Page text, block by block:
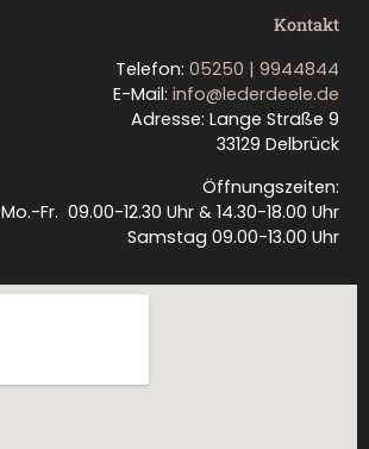
Kontakt
Telefon: 05250 | 9944844
E-Mail: info@lederdeele.de
Adresse: Lange Straße 9
33129 Delbrück
Öffnungszeiten:
Mo.-Fr. 09.00-12.30 Uhr & 14.30-18.00 Uhr
Samstag 09.00-13.00 Uhr